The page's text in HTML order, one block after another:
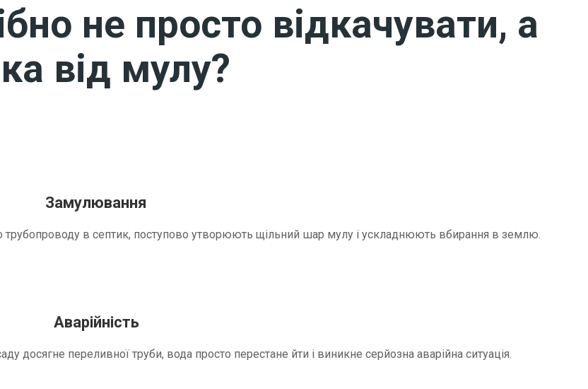
не просто відкачувати, а
від мулу?
Замулювання
трубопроводу в септик, поступово утворюють щільний шар мулу і ускладнюють вбирання в землю.
Аварійність
досягне переливної труби, вода просто перестане йти і виникне серйозна аварійна ситуація.